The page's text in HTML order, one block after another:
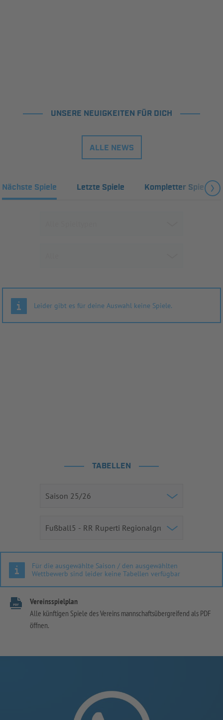
UNSERE NEUIGKEITEN FÜR DICH
ALLE NEWS
Nächste Spiele Letzte Spiele Kompletter Spielplan
Leider gibt es für deine Auswahl keine Spiele.
TABELLEN
Für die ausgewählte Saison / den ausgewählten
Wettbewerb sind leider keine Tabellen verfügbar
Vereinsspielplan
Alle künftigen Spiele des Vereins mannschaftsübergreifend als PDF
öffnen.